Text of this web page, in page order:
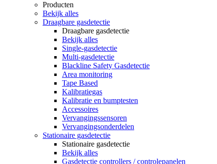
Producten
Bekijk alles
Draagbare gasdetectie
Draagbare gasdetectie
Bekijk alles
Single-gasdetectie
Multi-gasdetectie
Blackline Safety Gasdetectie
Area monitoring
Tape Based
Kalibratiegas
Kalibratie en bumptesten
Accessoires
Vervangingssensoren
Vervangingsonderdelen
Stationaire gasdetectie
Stationaire gasdetectie
Bekijk alles
Gasdetectie controllers / controlepanelen